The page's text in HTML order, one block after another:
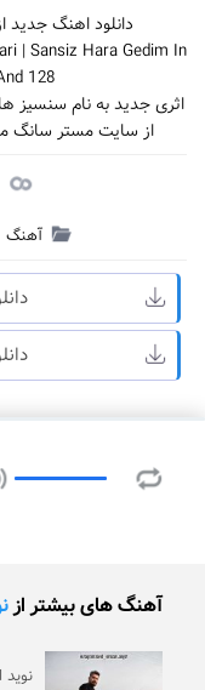
دانلود اهنگ جدید
| Sansiz Hara Gedim In
128
اثری جدید به نام سنسیز
از سایت مستر سانگ
آهنگ
آهنگ های بیشتر از
نوید